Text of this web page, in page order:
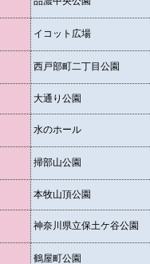
イコット広場
西戸部町二丁目公園
大通り公園
水のホール
掃部山公園
本牧山頂公園
神奈川県立保土ケ谷公園
鶴屋町公園